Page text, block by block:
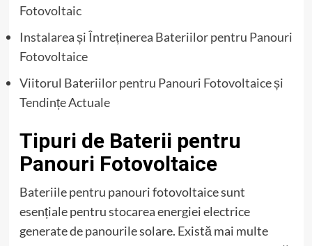
Fotovoltaic
Instalarea și Întreținerea Bateriilor pentru Panouri
Fotovoltaice
Viitorul Bateriilor pentru Panouri Fotovoltaice și
Tendințe Actuale
Tipuri de Baterii pentru
Panouri Fotovoltaice
Bateriile pentru panouri fotovoltaice sunt
esențiale pentru stocarea energiei electrice
generate de panourile solare. Există mai multe